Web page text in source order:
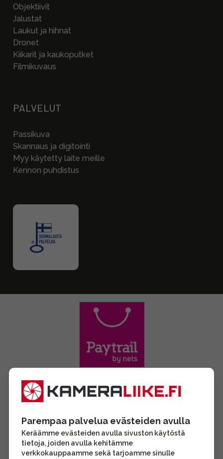
Objektiivit
Jalustat
Laukut ja hihnat
Dronet
Kiikarit ja kaukoputket
Filmikuvaus
PALVELUT
Passikuva
Skannaus ja digitointi
Myy käytetty laite meille
Kennon puhdistus
Parempaa palvelua evästeiden avulla
Keräämme evästeiden avulla sivuston käytöstä
tietoja, joiden avulla kehitämme
verkkokauppaamme sekä tarjoamme sinulle